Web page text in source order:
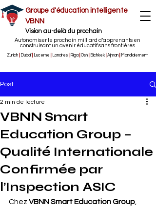
Groupe d'éducation intelligente
VBNN
Vision au-delà du prochain
Autonomiser le prochain milliard d’apprenants en
construisant un avenir éducatif sans frontières
Zurich Dubaï Lucerne Londres Riga Osh Bichkek Ajman Mondialement
Post
VBNN Smart
Education Group –
Qualité Internationale
Confirmée par
l’Inspection ASIC
2 min de lecture
Chez VBNN Smart Education Group